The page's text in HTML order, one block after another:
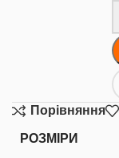
Порівняння
РОЗМІРИ